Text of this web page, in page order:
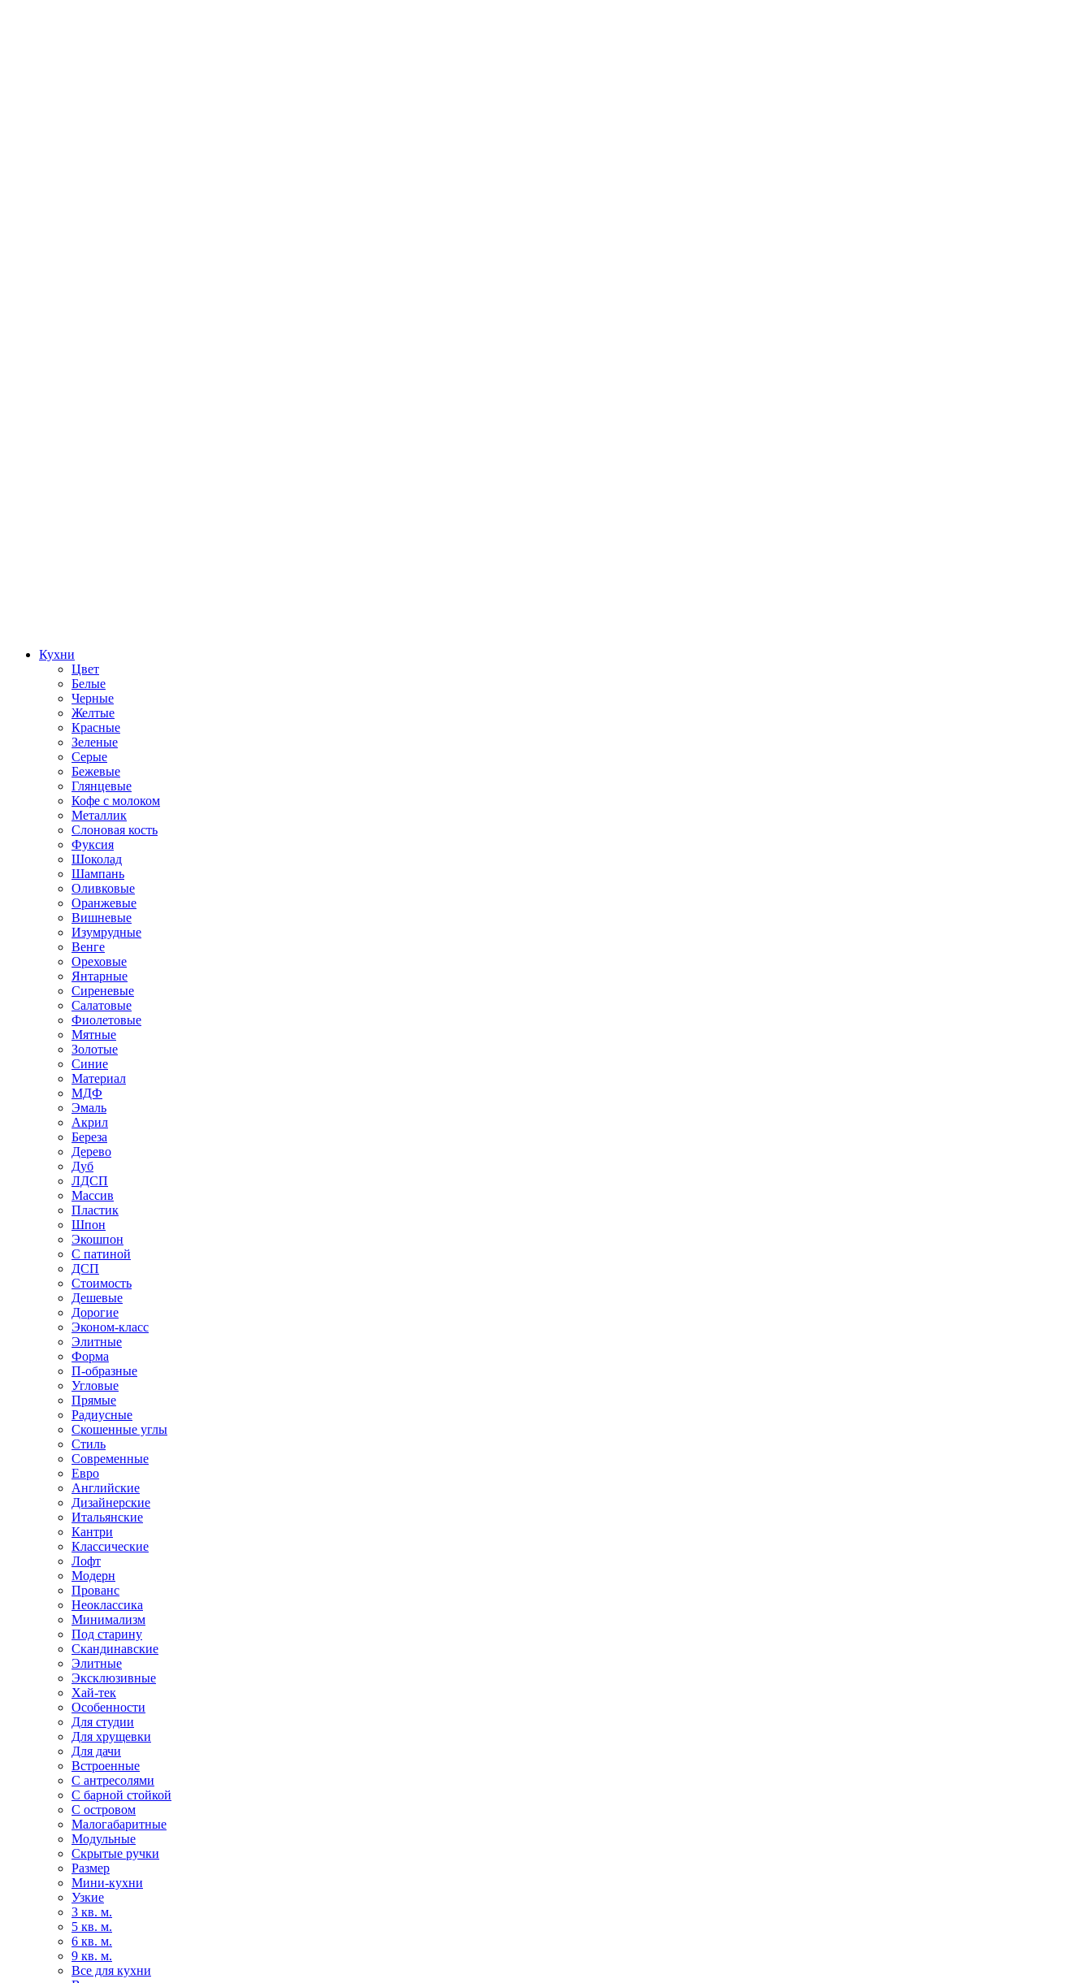
Кухни
Цвет
Белые
Черные
Желтые
Красные
Зеленые
Серые
Бежевые
Глянцевые
Кофе с молоком
Металлик
Слоновая кость
Фуксия
Шоколад
Шампань
Оливковые
Оранжевые
Вишневые
Изумрудные
Венге
Ореховые
Янтарные
Сиреневые
Салатовые
Фиолетовые
Мятные
Золотые
Синие
Материал
МДФ
Эмаль
Акрил
Береза
Дерево
Дуб
ЛДСП
Массив
Пластик
Шпон
Экошпон
С патиной
ДСП
Стоимость
Дешевые
Дорогие
Эконом-класс
Элитные
Форма
П-образные
Угловые
Прямые
Радиусные
Скошенные углы
Стиль
Современные
Евро
Английские
Дизайнерские
Итальянские
Кантри
Классические
Лофт
Модерн
Прованс
Неоклассика
Минимализм
Под старину
Скандинавские
Элитные
Эксклюзивные
Хай-тек
Особенности
Для студии
Для хрущевки
Для дачи
Встроенные
С антресолями
С барной стойкой
С островом
Малогабаритные
Модульные
Скрытые ручки
Размер
Мини-кухни
Узкие
3 кв. м.
5 кв. м.
6 кв. м.
9 кв. м.
Все для кухни